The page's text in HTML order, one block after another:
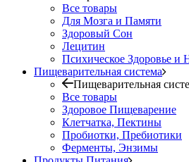
Все товары
Для Мозга и Памяти
Здоровый Сон
Лецитин
Психическое Здоровье и
Пищеварительная система
Пищеварительная
Все товары
Здоровое Пищеварение
Клетчатка, Пектины
Пробиотки, Пребиотики
Ферменты, Энзимы